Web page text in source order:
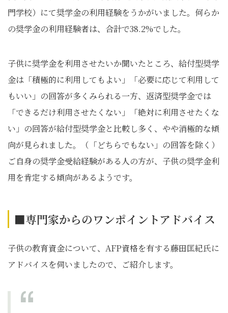
門学校）にて奨学金の利用経験をうかがいました。何らか
の奨学金の利用経験者は、合計で38.2%でした。
子供に奨学金を利用させたいか聞いたところ、給付型奨学
金は「積極的に利用してもよい」「必要に応じて利用して
もいい」の回答が多くみられる一方、返済型奨学金では
「できるだけ利用させたくない」「絶対に利用させたくな
い」の回答が給付型奨学金と比較し多く、やや消極的な傾
向が見られました。（「どちらでもない」の回答を除く）
ご自身の奨学金受給経験がある人の方が、子供の奨学金利
用を肯定する傾向があるようです。
■専門家からのワンポイントアドバイス
子供の教育資金について、AFP資格を有する藤田匡紀氏に
アドバイスを伺いましたので、ご紹介します。